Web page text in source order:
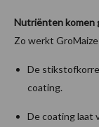
Nutriënten komen
Zo werkt
De
coating.
De coating laat